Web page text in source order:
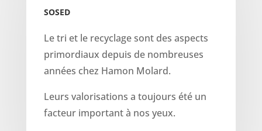
SOSED
Le tri et le recyclage sont des aspects
primordiaux depuis de nombreuses
années chez Hamon Molard.
Leurs valorisations a toujours été un
facteur important à nos yeux.